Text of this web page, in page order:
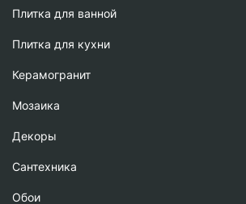
Плитка для ванной
Плитка для кухни
Керамогранит
Мозаика
Декоры
Сантехника
Обои